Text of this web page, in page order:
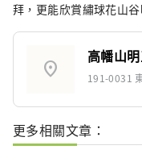
拜，更能欣賞繡球花山谷
location_on
高幡山
191-0031
更多相關文章：